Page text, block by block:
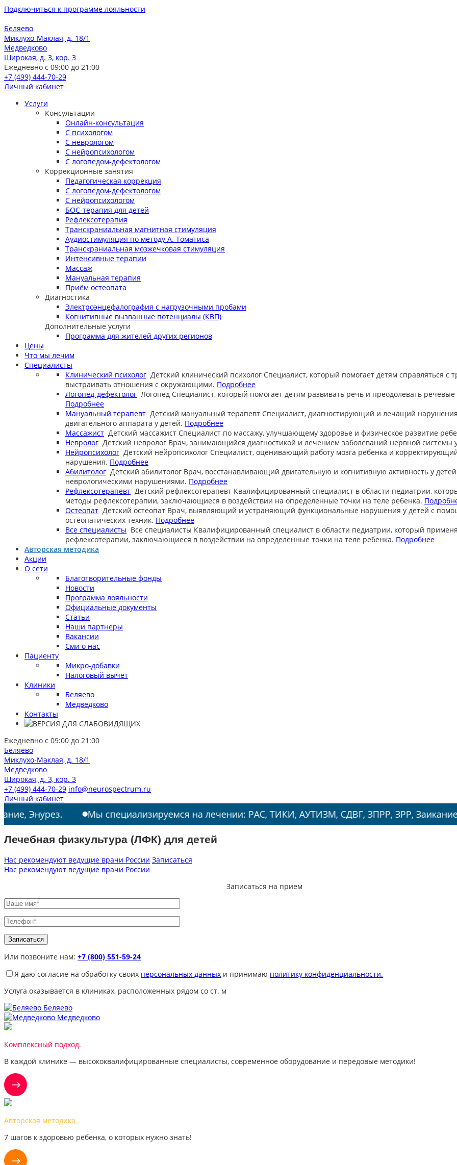
Подключиться к программе лояльности
Беляево
Миклухо-Маклая, д. 18/1
Медведково
Широкая, д. 3, кор. 3
Ежедневно с 09:00 до 21:00
+7 (499) 444-70-29
Личный кабинет
Услуги
Консультации
Онлайн-консультация
С психологом
С неврологом
С нейропсихологом
С логопедом-дефектологом
Коррекционные занятия
Педагогическая коррекция
С логопедом-дефектологом
С нейропсихологом
БОС-терапия для детей
Рефлексотерапия
Транскраниальная магнитная стимуляция
Аудиостимуляция по методу А. Томатиса
Транскраниальная мозжечковая стимуляция
Интенсивные терапии
Массаж
Мануальная терапия
Приём остеопата
Диагностика
Электроэнцефалография с нагрузочными пробами
Когнитивные вызванные потенциалы (КВП)
Дополнительные услуги
Программа для жителей других регионов
Цены
Что мы лечим
Специалисты
Клинический психолог Детский клинический психолог Специалист, который помогает детям справляться с
выстраивать отношения с окружающими. Подробнее
Логопед-дефектолог Логопед Специалист, который помогает детям развивать речь и преодолевать
Подробнее
Мануальный терапевт Детский мануальный терапевт Специалист, диагностирующий и лечащий
двигательного аппарата у детей. Подробнее
Массажист Детский массажист Специалист по массажу, улучшающему здоровье и физическое развитие
Невролог Детский невролог Врач, занимающийся диагностикой и лечением заболеваний нервной системы
Нейропсихолог Детский нейропсихолог Специалист, оценивающий работу мозга ребенка и
нарушения. Подробнее
Абилитолог Детский абилитолог Врач, восстанавливающий двигательную и когнитивную активность у детей
неврологическими нарушениями. Подробнее
Рефлексотерапевт Детский рефлексотерапевт Квалифицированный специалист в области педиатрии,
методы рефлексотерапии, заключающиеся в воздействии на определенные точки на теле ребенка.
Остеопат Детский остеопат Врач, выявляющий и устраняющий функциональные нарушения у детей с
остеопатических техник. Подробнее
Все специалисты Все специалисты Квалифицированный специалист в области педиатрии, который
рефлексотерапии, заключающиеся в воздействии на определенные точки на теле ребенка. Подробнее
Авторская методика
Акции
О сети
Благотворительные фонды
Новости
Программа лояльности
Официальные документы
Статьи
Наши партнеры
Вакансии
Сми о нас
Пациенту
Микро-добавки
Налоговый вычет
Клиники
Беляево
Медведково
Контакты
Ежедневно с 09:00 до 21:00
Беляево
Миклухо-Маклая, д. 18/1
Медведково
Широкая, д. 3, кор. 3
+7 (499) 444-70-29 info@neurospectrum.ru
Личный кабинет
Мы специализируемся на лечении: РАС, ТИКИ, АУТИЗМ, СДВГ, ЗПРР, ЗРР, Заикание, Энурез.
Лечебная физкультура (ЛФК) для детей
Нас рекомендуют ведущие врачи России Записаться
Нас рекомендуют ведущие врачи России
Записаться на прием
Или позвоните нам: +7 (800) 551-59-24
Я даю согласие на обработку своих персональных данных и принимаю политику конфиденциальности.
Услуга оказывается в клиниках, расположенных рядом со ст. м
Беляево
Медведково
Комплексный подход.
В каждой клинике — высококвалифицированные специалисты, современное оборудование и передовые методики!
Авторская методика
7 шагов к здоровью ребенка, о которых нужно знать!